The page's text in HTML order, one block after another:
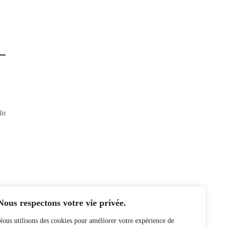
respectons votre vie privée.
utilisons des cookies pour améliorer votre expérience de